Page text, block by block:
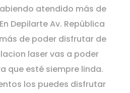
atendido más de
Depilarte Av. República
de poder disfrutar de
laser vas a poder
que esté siempre linda.
los puedes disfrutar